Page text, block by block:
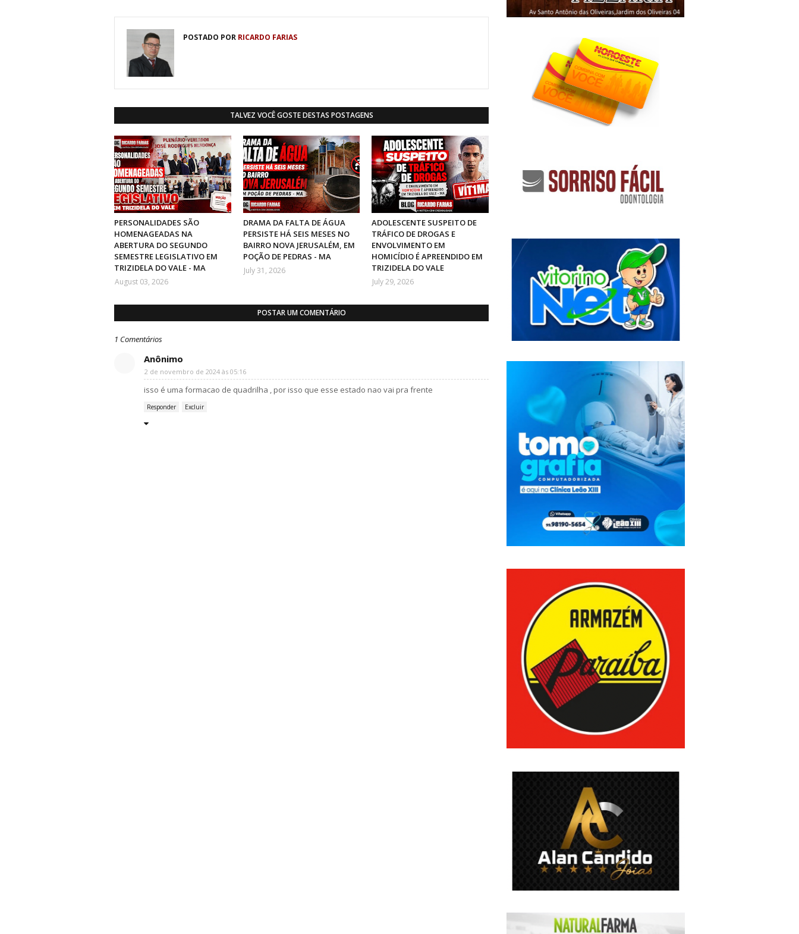
POSTADO POR RICARDO FARIAS
TALVEZ VOCÊ GOSTE DESTAS POSTAGENS
PERSONALIDADES SÃO
HOMENAGEADAS NA
ABERTURA DO SEGUNDO
SEMESTRE LEGISLATIVO EM
TRIZIDELA DO VALE - MA
August 03, 2026
DRAMA DA FALTA DE ÁGUA
PERSISTE HÁ SEIS MESES NO
BAIRRO NOVA JERUSALÉM, EM
POÇÃO DE PEDRAS - MA
July 31, 2026
ADOLESCENTE SUSPEITO DE
TRÁFICO DE DROGAS E
ENVOLVIMENTO EM
HOMICÍDIO É APREENDIDO EM
TRIZIDELA DO VALE
July 29, 2026
POSTAR UM COMENTÁRIO
1 Comentários
Anônimo
2 de novembro de 2024 às 05:16
isso é uma formacao de quadrilha , por isso que esse estado nao vai pra frente
Responder Excluir